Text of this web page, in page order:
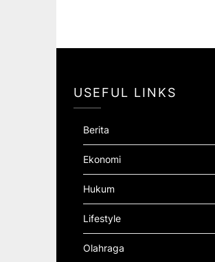
USEFUL LINKS
Berita
Ekonomi
Hukum
Lifestyle
Olahraga